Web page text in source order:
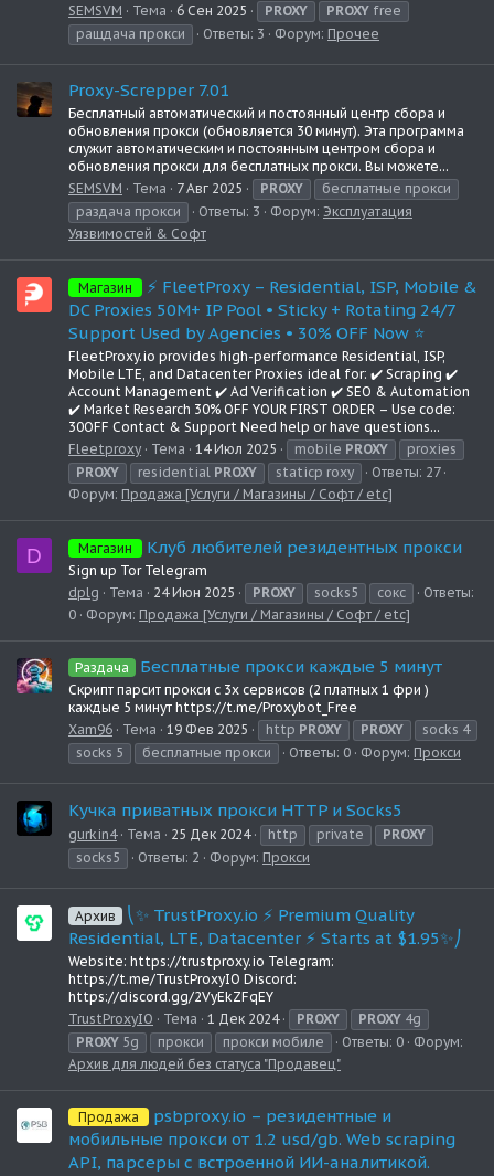
SEMSVM
Тема 6 Сен 2025 PROXY PROXY free
ращдача прокси
Ответы: 3 Форум: Прочее
Proxy-Screpper 7.01
Бесплатный автоматический и постоянный центр сбора и
обновления прокси (обновляется 30 минут). Эта программа
служит автоматическим и постоянным центром сбора и
обновления прокси для бесплатных прокси. Вы можете...
SEMSVM
Тема 7 Авг 2025 PROXY
бесплатные прокси
раздача прокси
Ответы: 3 Форум: Эксплуатация
Уязвимостей & Софт
Магазин
⚡️ FleetProxy – Residential, ISP, Mobile &
DC Proxies 50M+ IP Pool • Sticky + Rotating 24/7
Support Used by Agencies • 30% OFF Now ⭐
FleetProxy.io provides high-performance Residential, ISP,
Mobile LTE, and Datacenter Proxies ideal for: ✔️ Scraping ✔️
Account Management ✔️ Ad Verification ✔️ SEO & Automation
✔️ Market Research 30% OFF YOUR FIRST ORDER – Use code:
30OFF Contact & Support Need help or have questions...
Fleetproxy
Тема 14 Июл 2025 mobile PROXY
proxies
PROXY
residential PROXY staticp roxy
Ответы: 27
Форум: Продажа [Услуги / Магазины / Софт / etc]
D Магазин Клуб любителей резидентных прокси
Sign up Tor Telegram
dplg
Тема 24 Июн 2025 PROXY socks5 сокс
Ответы:
0
Форум: Продажа [Услуги / Магазины / Софт / etc]
Раздача Бесплатные прокси каждые 5 минут
Скрипт парсит прокси с 3х сервисов (2 платных 1 фри )
каждые 5 минут https://t.me/Proxybot_Free
Xam96
Тема 19 Фев 2025 http PROXY PROXY
socks 4
socks 5
бесплатные прокси Ответы: 0 Форум: Прокси
Кучка приватных прокси HTTP и Socks5
gurkin4 Тема 25 Дек 2024 http private
PROXY
socks5
Ответы: 2 Форум: Прокси
Архив
⎝✨ TrustProxy.io ⚡️ Premium Quality
Residential, LTE, Datacenter ⚡️ Starts at $1.95✨⎠
Website: https://trustproxy.io Telegram:
https://t.me/TrustProxyIO Discord:
https://discord.gg/2VyEkZFqEY
TrustProxyIO
Тема 1 Дек 2024 PROXY PROXY 4g
PROXY 5g прокси прокси мобиле Ответы: 0
Форум:
Архив для людей без статуса "Продавец"
Продажа
psbproxy.io – резидентные и
мобильные прокси от 1.2 usd/gb. Web scraping
API, парсеры с встроенной ИИ-аналитикой.